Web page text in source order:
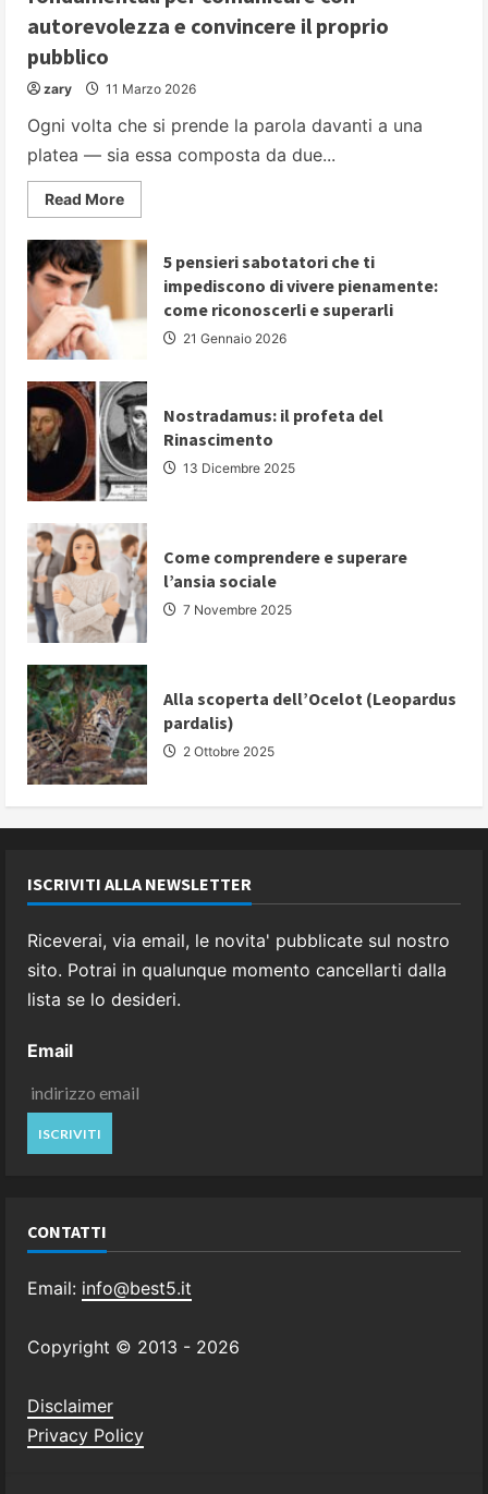
autorevolezza e convincere il proprio
pubblico
zary 11 Marzo 2026
Ogni volta che si prende la parola davanti a una
platea — sia essa composta da due...
Read MoreRead
more
PARLARE
IN
PUBBLICO:
strategie
fondamentali
comunicare
autorevolezza
e
convincere
il
proprio
pubblico
5 pensieri sabotatori che ti
impediscono di vivere pienamente:
come riconoscerli e superarli
21 Gennaio 2026
Nostradamus: il profeta del
Rinascimento
13 Dicembre 2025
Come comprendere e superare
l’ansia sociale
7 Novembre 2025
Alla scoperta dell’Ocelot (Leopardus
pardalis)
2 Ottobre 2025
ISCRIVITI ALLA NEWSLETTER
Riceverai, via email, le novita' pubblicate sul nostro
sito. Potrai in qualunque momento cancellarti dalla
lista se lo desideri.
Email
CONTATTI
Email: info@best5.it
Copyright © 2013 - 2026
Disclaimer
Privacy Policy